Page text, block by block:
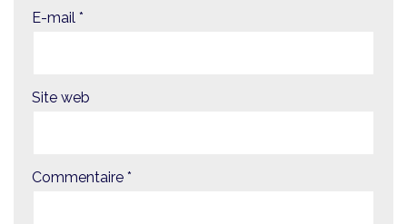
E-mail *
Site web
Commentaire *